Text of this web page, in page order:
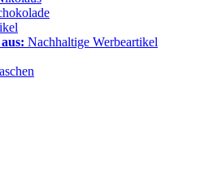
Nachhaltige Werbeartikel